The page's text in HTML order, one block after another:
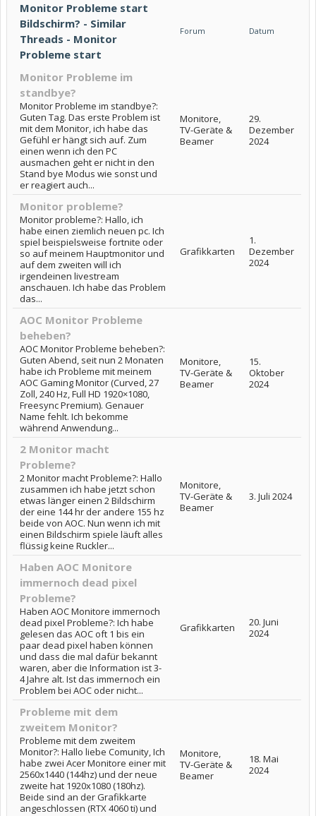
Monitor Probleme start
Bildschirm? - Similar
Threads - Monitor
Probleme start
Forum Datum
Monitor Probleme im
standbye?
Monitor Probleme im standbye?:
Guten Tag. Das erste Problem ist
mit dem Monitor, ich habe das
Gefühl er hängt sich auf. Zum
einen wenn ich den PC
ausmachen geht er nicht in den
Stand bye Modus wie sonst und
er reagiert auch...
Monitore,
TV-Geräte &
Beamer
29.
Dezember
2024
Monitor probleme?
Monitor probleme?: Hallo, ich
habe einen ziemlich neuen pc. Ich
spiel beispielsweise fortnite oder
so auf meinem Hauptmonitor und
auf dem zweiten will ich
irgendeinen livestream
anschauen. Ich habe das Problem
das...
Grafikkarten
1.
Dezember
2024
AOC Monitor Probleme
beheben?
AOC Monitor Probleme beheben?:
Guten Abend, seit nun 2 Monaten
habe ich Probleme mit meinem
AOC Gaming Monitor (Curved, 27
Zoll, 240 Hz, Full HD 1920×1080,
Freesync Premium). Genauer
Name fehlt. Ich bekomme
während Anwendung...
Monitore,
TV-Geräte &
Beamer
15.
Oktober
2024
2 Monitor macht
Probleme?
2 Monitor macht Probleme?: Hallo
zusammen ich habe jetzt schon
etwas länger einen 2 Bildschirm
der eine 144 hr der andere 155 hz
beide von AOC. Nun wenn ich mit
einen Bildschirm spiele läuft alles
flüssig keine Ruckler...
Monitore,
TV-Geräte &
Beamer
3. Juli 2024
Haben AOC Monitore
immernoch dead pixel
Probleme?
Haben AOC Monitore immernoch
dead pixel Probleme?: Ich habe
gelesen das AOC oft 1 bis ein
paar dead pixel haben können
und dass die mal dafür bekannt
waren, aber die Information ist 3-
4 Jahre alt. Ist das immernoch ein
Problem bei AOC oder nicht...
Grafikkarten
20. Juni
2024
Probleme mit dem
zweitem Monitor?
Probleme mit dem zweitem
Monitor?: Hallo liebe Comunity, Ich
habe zwei Acer Monitore einer mit
2560x1440 (144hz) und der neue
zweite hat 1920x1080 (180hz).
Beide sind an der Grafikkarte
angeschlossen (RTX 4060 ti) und
Monitore,
TV-Geräte &
Beamer
18. Mai
2024